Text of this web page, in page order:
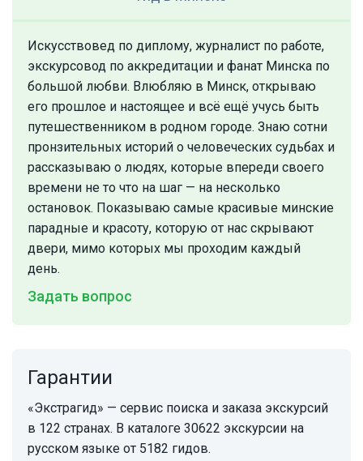
Искусствовед по диплому, журналист по работе,
экскурсовод по аккредитации и фанат Минска по
большой любви. Влюбляю в Минск, открываю
его прошлое и настоящее и всё ещё учусь быть
путешественником в родном городе. Знаю сотни
пронзительных историй о человеческих судьбах и
рассказываю о людях, которые впереди своего
времени не то что на шаг — на несколько
остановок. Показываю самые красивые минские
парадные и красоту, которую от нас скрывают
двери, мимо которых мы проходим каждый
день.
Задать вопрос
Гарантии
«Экстрагид» — сервис поиска и заказа экскурсий
в 122 странах. В каталоге 30622 экскурсии на
русском языке от 5182 гидов.